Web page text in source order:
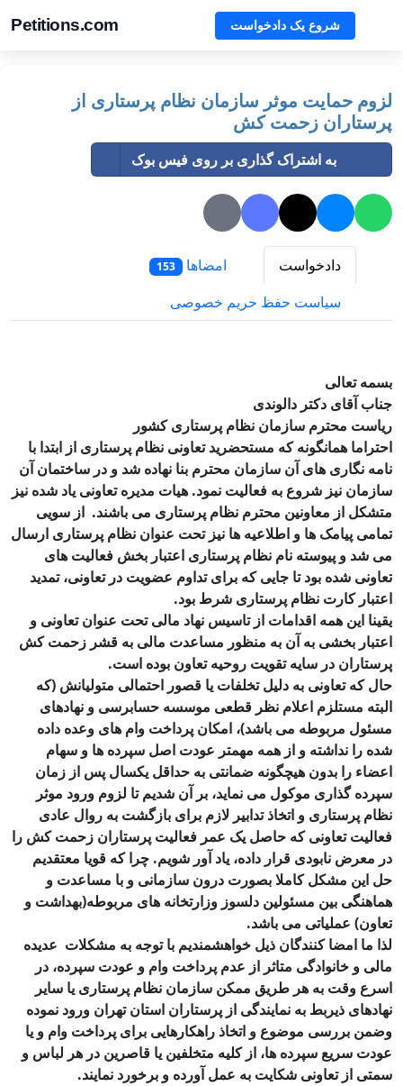
Petitions.com شروع یک دادخواست
لزوم حمایت موثر سازمان نظام پرستاری از
پرستاران زحمت کش
به اشتراک گذاری بر روی فیس بوک
دادخواست امضاها 153
سیاست حفظ حریم خصوصی
بسمه تعالی
جناب آقای دکتر دالوندی
ریاست محترم سازمان نظام پرستاری کشور
احتراما همانگونه که مستحضرید تعاونی نظام پرستاری از ابتدا با
نامه نگاری های آن سازمان محترم بنا نهاده شد و در ساختمان آن
سازمان نیز شروع به فعالیت نمود. هیات مدیره تعاونی یاد شده نیز
متشکل از معاونین محترم نظام پرستاری می باشند. از سویی
تمامی پیامک ها و اطلاعیه ها نیز تحت عنوان نظام پرستاری ارسال
می شد و پیوسته نام نظام پرستاری اعتبار بخش فعالیت های
تعاونی شده بود تا جایی که برای تداوم عضویت در تعاونی، تمدید
اعتبار کارت نظام پرستاری شرط بود.
یقینا این همه اقدامات از تاسیس نهاد مالی تحت عنوان تعاونی و
اعتبار بخشی به آن به منظور مساعدت مالی به قشر زحمت کش
پرستاران در سایه تقویت روحیه تعاون بوده است.
حال که تعاونی به دلیل تخلفات یا قصور احتمالی متولیانش (که
البته مستلزم اعلام نظر قطعی موسسه حسابرسی و نهادهای
مسئول مربوطه می باشد)، امکان پرداخت وام های وعده داده
شده را نداشته و از همه مهمتر عودت اصل سپرده ها و سهام
اعضاء را بدون هیچگونه ضمانتی به حداقل یکسال پس از زمان
سپرده گذاری موکول می نماید، بر آن شدیم تا لزوم ورود موثر
نظام پرستاری و اتخاذ تدابیر لازم برای بازگشت به روال عادی
فعالیت تعاونی که حاصل یک عمر فعالیت پرستاران زحمت کش را
در معرض نابودی قرار داده، یاد آور شویم. چرا که قویا معتقدیم
حل این مشکل کاملا بصورت درون سازمانی و با مساعدت و
هماهنگی بین مسئولین دلسوز وزارتخانه های مربوطه(بهداشت و
تعاون) عملیاتی می باشد.
لذا ما امضا کنندگان ذیل خواهشمندیم با توجه به مشکلات عدیده
مالی و خانوادگی متاثر از عدم پرداخت وام و عودت سپرده، در
اسرع وقت به هر طریق ممکن سازمان نظام پرستاری یا سایر
نهادهای ذیربط به نمایندگی از پرستاران استان تهران ورود نموده
وضمن بررسی موضوع و اتخاذ راهکارهایی برای پرداخت وام و یا
عودت سریع سپرده ها، از کلیه متخلفین یا قاصرین در هر لباس و
سمتی از تعاونی شکایت به عمل آورده و برخورد نمایند.